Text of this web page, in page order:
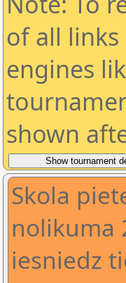
of all links
engines
shown
Skola
nolikuma
iesniedz